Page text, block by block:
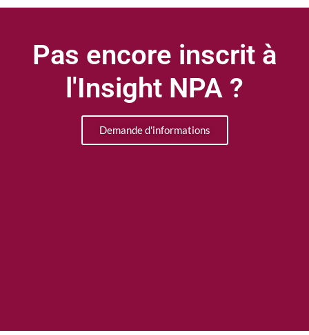
Pas encore inscrit à
l'Insight NPA ?
Demande d'informations